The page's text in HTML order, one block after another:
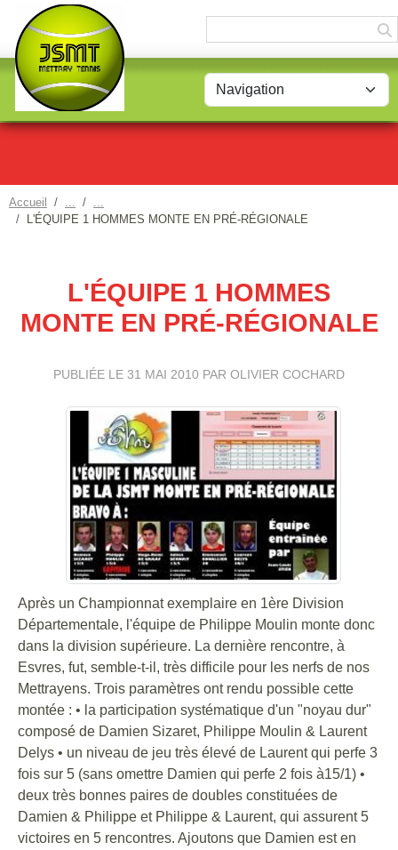
Accueil
L'ÉQUIPE 1 HOMMES MONTE EN PRÉ-RÉGIONALE
L'ÉQUIPE 1 HOMMES
MONTE EN PRÉ-RÉGIONALE
PUBLIÉE LE 31 MAI 2010 PAR OLIVIER COCHARD
Après un Championnat exemplaire en 1ère Division
Départementale, l'équipe de Philippe Moulin monte donc
dans la division supérieure. La dernière rencontre, à
Esvres, fut, semble-t-il, très difficile pour les nerfs de nos
Mettrayens. Trois paramètres ont rendu possible cette
montée : • la participation systématique d'un "noyau dur"
composé de Damien Sizaret, Philippe Moulin & Laurent
Delys • un niveau de jeu très élevé de Laurent qui perfe 3
fois sur 5 (sans omettre Damien qui perfe 2 fois à15/1) •
deux très bonnes paires de doubles constituées de
Damien & Philippe et Philippe & Laurent, qui assurent 5
victoires en 5 rencontres. Ajoutons que Damien est en
Panneau de gestion des cookies